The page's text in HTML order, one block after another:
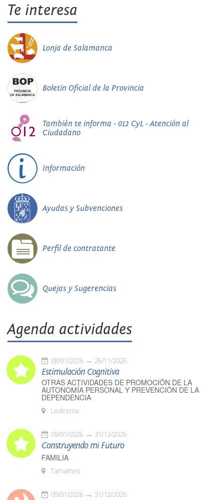
Te interesa
Lonja de Salamanca
Boletín Oficial de la Provincia
También te informa - 012 CyL - Atención al
Ciudadano
Información
Ayudas y Subvenciones
Perfil de contratante
Quejas y Sugerencias
Agenda actividades
08/01/2026 26/11/2026
Estimulación Cognitiva
OTRAS ACTIVIDADES DE PROMOCIÓN DE LA
AUTONOMÍA PERSONAL Y PREVENCIÓN DE LA
DEPENDENCIA
Ledesma
09/01/2026 31/12/2026
Construyendo mi Futuro
FAMILIA
Tamames
09/01/2026 31/12/2026